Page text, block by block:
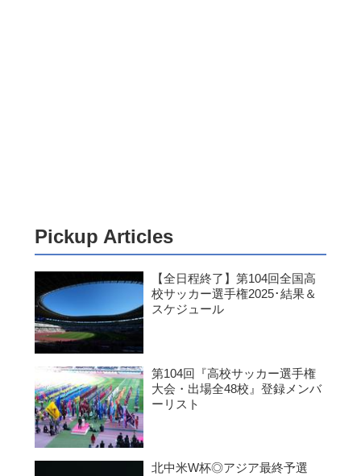
Pickup Articles
【全日程終了】第104回全国高
校サッカー選手権2025･結果＆
スケジュール
第104回『高校サッカー選手権
大会・出場全48校』登録メンバ
ーリスト
北中米W杯◎アジア最終予選